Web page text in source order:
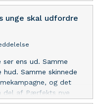
er en del Forskelsfeltet,
unge skal udfordre
ens ud. Samme
Samme skinnede
og det
del af Pærfekts nye